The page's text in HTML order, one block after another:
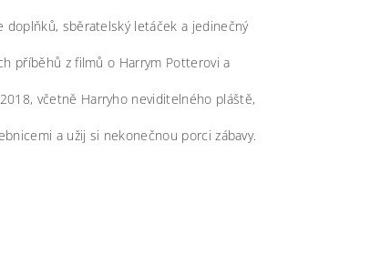
sběratelský letáček a jedinečný
příběhů z filmů o Harrym Potterovi a
včetně Harryho neviditelného pláště,
a užij si nekonečnou porci zábavy.